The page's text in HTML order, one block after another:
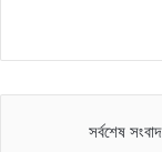
সর্বশেষ সংবাদ